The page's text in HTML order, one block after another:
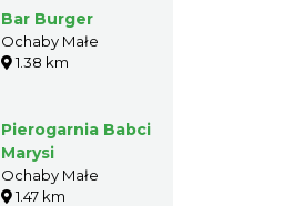
Bar Burger
Ochaby Małe
1.38 km
Pierogarnia Babci
Marysi
Ochaby Małe
1.47 km